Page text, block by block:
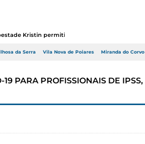
Kristin permitir a adj...
da Serra Vila Nova de Poiares Miranda do Corvo
PARA PROFISSIONAIS DE IPSS,